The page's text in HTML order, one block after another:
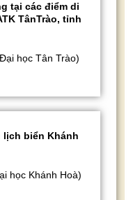
tại các điểm di
TânTrào, tỉnh
học Tân Trào)
biển Khánh
học Khánh Hoà)